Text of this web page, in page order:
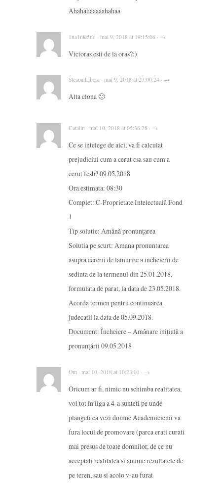
Ahahahaaaaahahaa
1na1nte5ud · mai 9, 2018 at 19:15:06 · →
Victoras esti de la oras?:)
Steaua Libera · mai 9, 2018 at 23:00:24 · →
Alta clona 🙂
Catalin · mai 10, 2018 at 05:36:28 · →
Ce se intelege de aici, va fi calculat
prejudiciul cum a cerut csa sau cum a
cerut fcsb? 09.05.2018
Ora estimata: 08:30
Complet: C-Proprietate Intelectuală Fond
1
Tip solutie: Amână pronunţarea
Solutia pe scurt: Amana pronuntarea
asupra cererii de lamurire a incheierii de
sedinta de la termenul din 25.01.2018,
formulata de parat, la data de 23.05.2018.
Acorda termen pentru continuarea
judecatii la data de 05.09.2018.
Document: Încheiere – Amânare iniţială a
pronunţării 09.05.2018
Om · mai 10, 2018 at 10:23:01 · →
Oricum ar fi, nimic nu schimba realitatea,
voi tot in liga a 4-a sunteti pe unde
plangeti ca vezi domne Academicienii va
fura locul de promovare (parca erati curati
mai presus de toate domnilor, de ce nu
acceptati realitatea si anume rezultatele de
pe teren, sau si acolo v-au furat